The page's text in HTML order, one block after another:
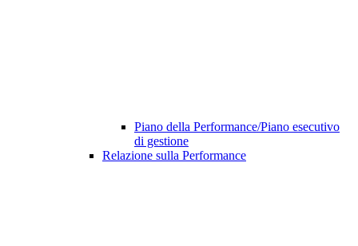
Piano della Performance/Piano esecutivo
di gestione
Relazione sulla Performance